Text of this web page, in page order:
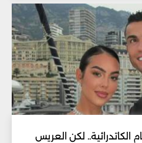
الكاتدرائية.. لكن العريس